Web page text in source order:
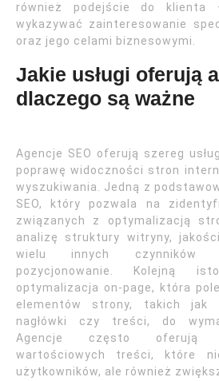
również podejście do klienta
wykazywać zainteresowanie
oraz jego celami biznesowymi.
Jakie usługi oferują
dlaczego są ważne
Agencje SEO oferują szereg
poprawę widoczności stron
wyszukiwania. Jedną z
SEO, który pozwala na
związanych z optymalizacją
analizę struktury witryny,
wielu innych czynników
pozycjonowanie. Kolejną
optymalizacja on-page, która
elementów strony, takich jak
nagłówki czy treści, do
Agencje często oferują
wartościowych treści, które
użytkowników, ale również